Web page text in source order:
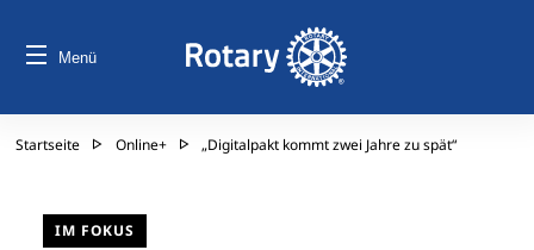
Menü
Startseite Online+ „Digitalpakt kommt zwei Jahre zu spät“
IM FOKUS